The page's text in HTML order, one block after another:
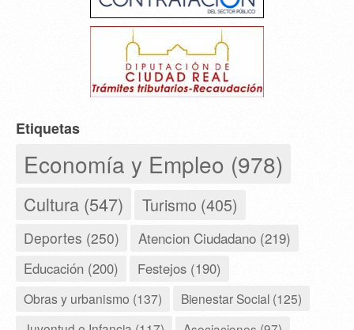
Etiquetas
Economía y Empleo (978)
Cultura (547) Turismo (405)
Deportes (250) Atencion Ciudadano (219)
Educación (200) Festejos (190)
Obras y urbanismo (137)
Bienestar Social (125)